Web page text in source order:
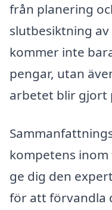
från planering
slutbesiktning
kommer inte
pengar, utan
arbetet blir gjort
kompetens
ge dig den
för att förvandla